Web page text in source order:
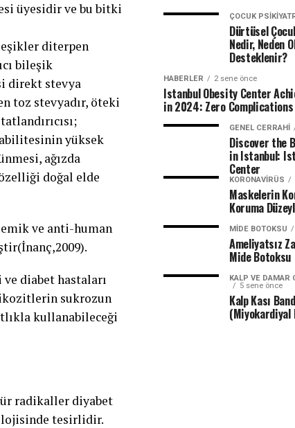
üyesidir ve bu bitki
diterpen
bileşik
direkt stevya
toz stevyadır, öteki
yüksek
ağızda
doğal elde
ve anti-human
ve diabet hastaları
sukrozun
kullanabileceği
radikaller diyabet
tesirlidir.
ÇOCUK
Dürtüsel
Nedir, Neden
Desteklenir?
HABERLER 2 sene önce
Istanbul Obesity Center
in 2024: Zero
GENEL CERRAHI
Discover the
in Istanbul:
Center
KORONAVIRÜS
Maskelerin
Koruma
MIDE BOTOKSU
Ameliyatsız
Mide Botoksu
KALP VE DAMAR
5 sene önce
Kalp Kası
(Miyokardiyal